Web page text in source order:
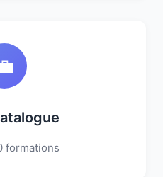
formations